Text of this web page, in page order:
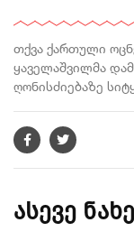
თქვა ქართული
ყაველაშვილმა
ღონისძიებაზე
ასევე